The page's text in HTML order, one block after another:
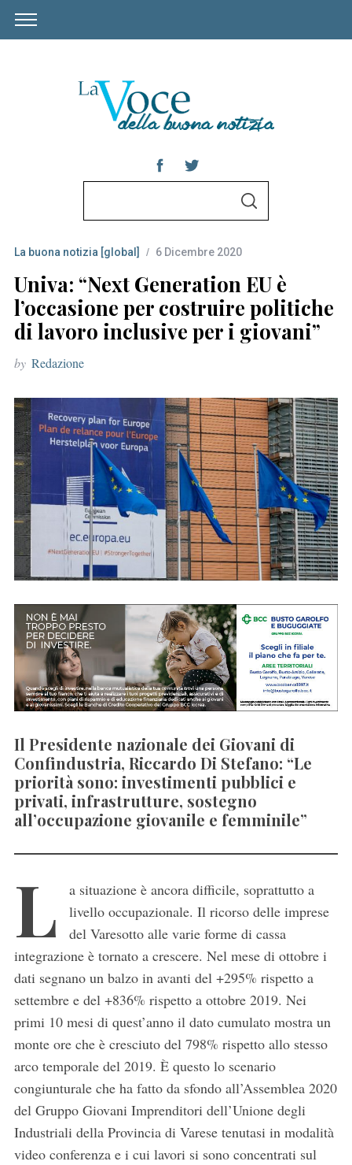
r
c
h
f
o
r
S
La buona notizia [global] 6 Dicembre 2020
Univa: “Next Generation EU è
l’occasione per costruire politiche
di lavoro inclusive per i giovani”
by Redazione
Il Presidente nazionale dei Giovani di
Confindustria, Riccardo Di Stefano: “Le
priorità sono: investimenti pubblici e
privati, infrastrutture, sostegno
all’occupazione giovanile e femminile”
L
a situazione è ancora difficile, soprattutto a
livello occupazionale. Il ricorso delle imprese
del Varesotto alle varie forme di cassa
integrazione è tornato a crescere. Nel mese di ottobre i
dati segnano un balzo in avanti del +295% rispetto a
settembre e del +836% rispetto a ottobre 2019. Nei
primi 10 mesi di quest’anno il dato cumulato mostra un
monte ore che è cresciuto del 798% rispetto allo stesso
arco temporale del 2019. È questo lo scenario
congiunturale che ha fatto da sfondo all’Assemblea 2020
del Gruppo Giovani Imprenditori dell’Unione degli
Industriali della Provincia di Varese tenutasi in modalità
video conferenza e i cui lavori si sono concentrati sul